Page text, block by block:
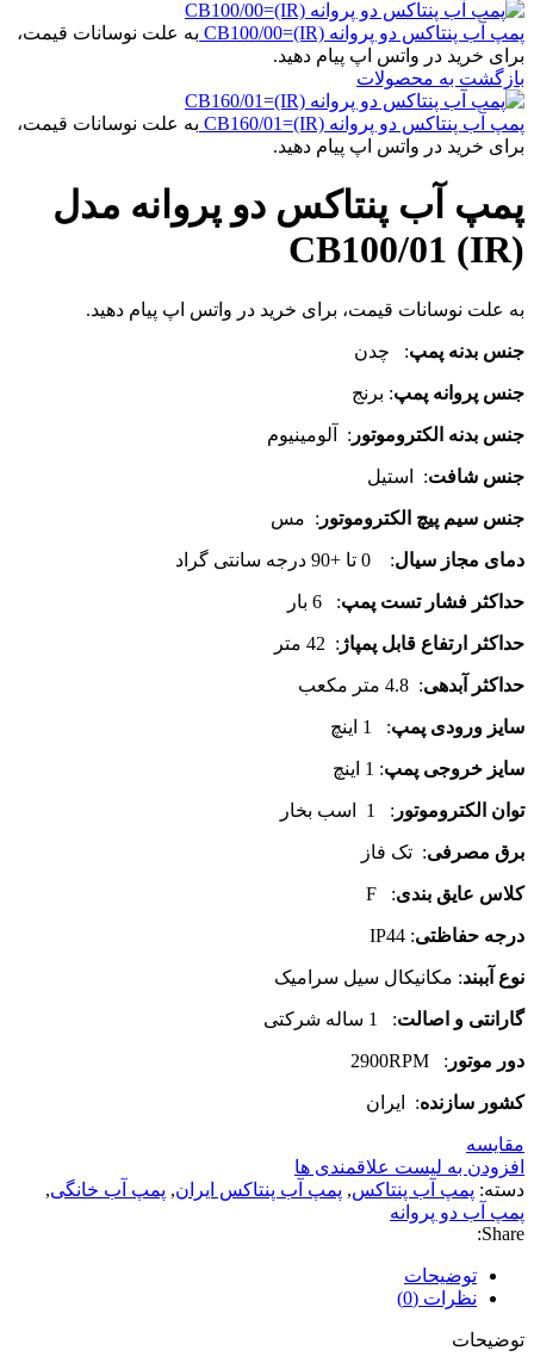
پمپ آب پنتاکس دو پروانه CB100/00=(IR)
به علت نوسانات قیمت،
برای خرید در واتس اپ پیام دهید.
بازگشت به محصولات
پمپ آب پنتاکس دو پروانه CB160/01=(IR)
به علت نوسانات قیمت،
برای خرید در واتس اپ پیام دهید.
پمپ آب پنتاکس دو پروانه مدل
CB100/01 (IR)
به علت نوسانات قیمت، برای خرید در واتس اپ پیام دهید.
جنس بدنه پمپ: چدن
جنس پروانه پمپ: برنج
جنس بدنه الکتروموتور : آلومینیوم
جنس شافت: استیل
جنس سیم پیچ الکتروموتور : مس
دمای مجاز سیال: 0 تا +90 درجه سانتی گراد
حداکثر فشار تست پمپ: 6 بار
حداکثر ارتفاع قابل پمپاژ : 42 متر
حداکثر آبدهی: 4.8 متر مکعب
سایز ورودی پمپ: 1 اینچ
سایز خروجی پمپ: 1 اینچ
توان الکتروموتور : 1 اسب بخار
برق مصرفی: تک فاز
کلاس عایق بندی: F
درجه حفاظتی: IP44
نوع آببند: مکانیکال سیل سرامیک
گارانتی و اصالت: 1 ساله شرکتی
دور موتور : 2900RPM
کشور سازنده: ایران
مقایسه
افزودن به لیست علاقمندی ها
دسته: پمپ آب پنتاکس, پمپ آب پنتاکس ایران, پمپ آب خانگی,
پمپ آب دو پروانه
Share:
توضیحات
نظرات (0)
توضیحات